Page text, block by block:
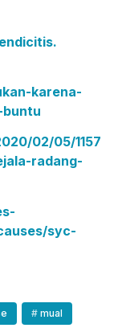
karena-
buntu
02/05/1157
radang-
syc-
mual